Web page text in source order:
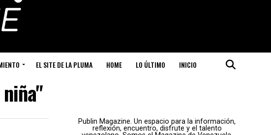
EL SITE DE LA PLUMA HOME LO ÚLTIMO INICIO
Publin Magazine. Un espacio para la información,
reflexión, encuentro, disfrute y el talento